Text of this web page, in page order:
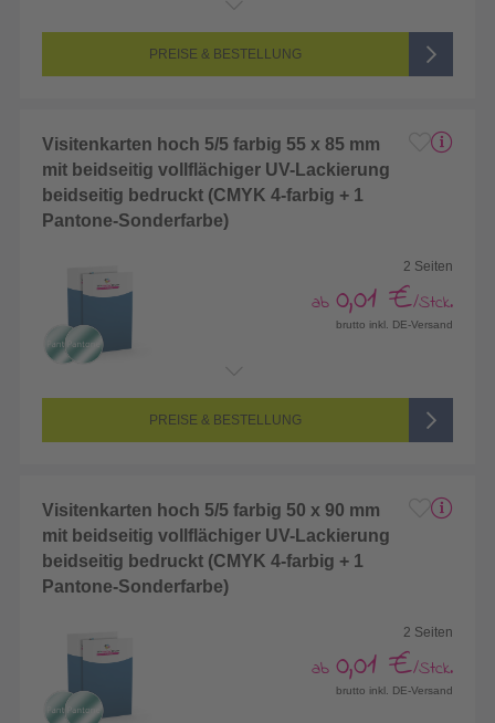
Seitenanzahl: 2-seitig (Vorderseite und Rückseite bedruckt)
5/5-farbig (vollfarbig bedruckt + 1 Sonderfarbe)
PREISE & BESTELLUNG
Visitenkarten hoch 5/5 farbig 55 x 85 mm
mit beidseitig vollflächiger UV-Lackierung
beidseitig bedruckt (CMYK 4-farbig + 1
Pantone-Sonderfarbe)
2 Seiten
ab 0,01 €/Stck.
brutto inkl. DE-Versand
Seitenanzahl: 2-seitig (Vorderseite und Rückseite bedruckt)
5/5-farbig (vollfarbig bedruckt + 1 Sonderfarbe)
PREISE & BESTELLUNG
Visitenkarten hoch 5/5 farbig 50 x 90 mm
mit beidseitig vollflächiger UV-Lackierung
beidseitig bedruckt (CMYK 4-farbig + 1
Pantone-Sonderfarbe)
2 Seiten
ab 0,01 €/Stck.
brutto inkl. DE-Versand